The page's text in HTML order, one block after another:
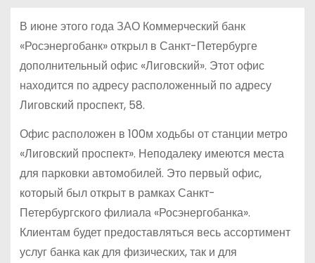
В июне этого года ЗАО Коммерческий банк
«Росэнергобанк» открыл в Санкт-Петербурге
дополнительный офис «Лиговский». Этот офис
находится по адресу расположенный по адресу
Лиговский проспект, 58.
Офис расположен в 100м ходьбы от станции метро
«Лиговский проспект». Неподалеку имеются места
для парковки автомобилей. Это первый офис,
который был открыт в рамках Санкт-
Петербургского филиала «Росэнергобанка».
Клиентам будет предоставляться весь ассортимент
услуг банка как для физических, так и для